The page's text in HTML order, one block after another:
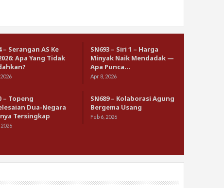
– Serangan AS Ke
Apa Yang Tidak
SN693 – Siri 1 – Harga
Minyak Naik Mendadak —
Apa Punca…
Apr 8, 2026
– Topeng
Dua-Negara
Tersingkap
SN689 – Kolaborasi Agung
Bergema Usang
Feb 6, 2026